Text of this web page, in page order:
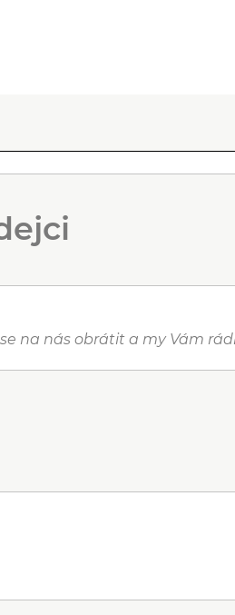
na nás obrátit a my Vám